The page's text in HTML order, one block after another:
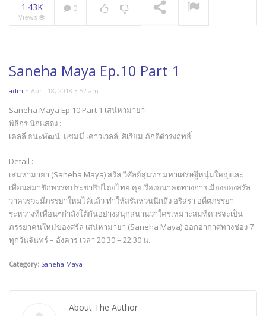
1.43K
Views
0
Saneha Maya Ep.10 Part 1
admin April 18, 2018 3:52 am
Saneha Maya Ep.10 Part 1 เสน่หามายา
พิธีกร นักแสดง :
เคลลี่ ธนะพัฒน์, แซมมี่ เคาวเวลล์, สิเรียม ภักดีดำรงฤทธิ์
Detail :
เสน่หามายา (Saneha Maya) สรัล วิศัลย์สุนทร มหาเศรษฐีหนุ่มใหญ่และ
เพื่อนสมาชิกพรรคประชาธิปไตยไทย คุยเรื่องอนาคตทางการเมืองของสรัล
ว่าควรจะมีภรรยาใหม่ได้แล้ว ทำให้สรัลหวนนึกถึง อริสรา อดีตภรรยา
ระหว่างที่เพื่อนๆกำลังโต้กันอย่างสนุกสนานว่าใครเหมาะสมที่ควรจะเป็น
ภรรยาคนใหม่ของศรัล เสน่หามายา (Saneha Maya) ออกอากาศทางช่อง 7
ทุกวันจันทร์ – อังคาร เวลา 20.30 – 22.30 น.
Category: Saneha Maya
About The Author